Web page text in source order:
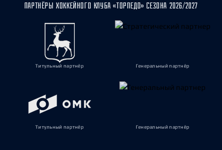
ПАРТНЁРЫ ХОККЕЙНОГО КЛУБА «ТОРПЕДО» СЕЗОНА 2026/2027
Титульный партнёр Генеральный партнёр
Титульный партнёр Генеральный партнёр